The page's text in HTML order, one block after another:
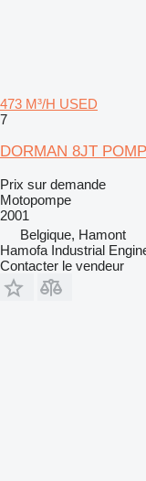
473 M³/H USED
7
DORMAN 8JT
Prix sur demande
Motopompe
2001
Belgique, Hamont
Hamofa Industrial
Contacter le vendeur